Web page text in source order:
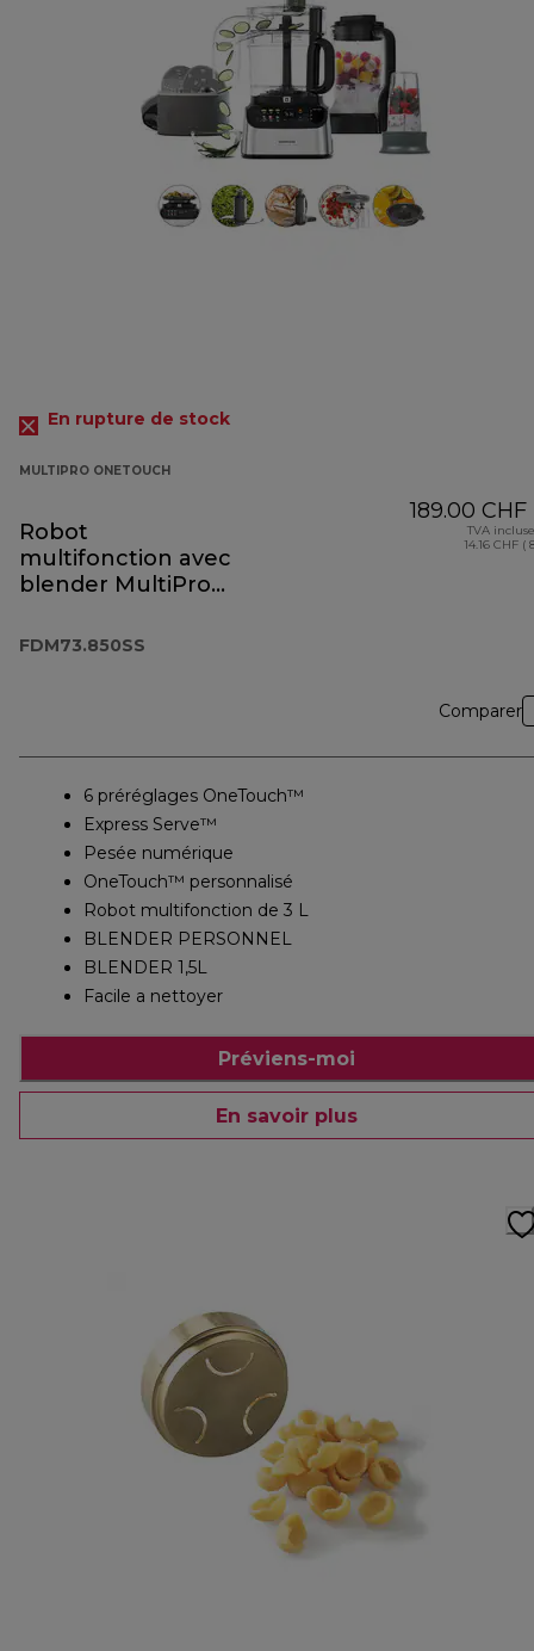
En rupture de stock
MULTIPRO ONETOUCH
Robot
multifonction avec
blender MultiPro
FDM73.850SS
FDM73.850SS
189.00 CHF
TVA
14.16 CHF (
Comparer
6 préréglages OneTouch™
Express Serve™
Pesée numérique
OneTouch™ personnalisé
Robot multifonction de 3 L
BLENDER PERSONNEL
BLENDER 1,5L
Facile a nettoyer
Préviens-moi
En savoir plus